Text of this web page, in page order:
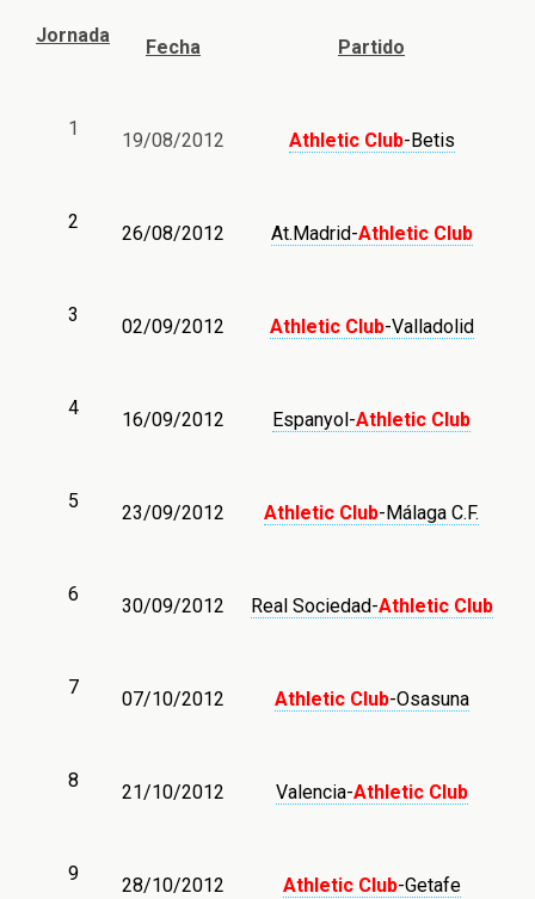
Jornada
Fecha Partido
1
19/08/2012 Athletic Club-Betis
2
26/08/2012 At.Madrid-Athletic Club
3
02/09/2012 Athletic Club-Valladolid
4
16/09/2012 Espanyol-Athletic Club
5
23/09/2012 Athletic Club-Málaga C.F.
6
30/09/2012 Real Sociedad-Athletic Club
7
07/10/2012 Athletic Club-Osasuna
8
21/10/2012 Valencia-Athletic Club
9
28/10/2012 Athletic Club-Getafe